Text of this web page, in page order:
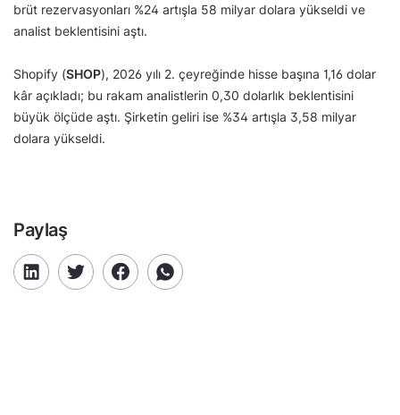
brüt rezervasyonları %24 artışla 58 milyar dolara yükseldi ve
analist beklentisini aştı.
Shopify (SHOP), 2026 yılı 2. çeyreğinde hisse başına 1,16 dolar
kâr açıkladı; bu rakam analistlerin 0,30 dolarlık beklentisini
büyük ölçüde aştı. Şirketin geliri ise %34 artışla 3,58 milyar
dolara yükseldi.
Paylaş